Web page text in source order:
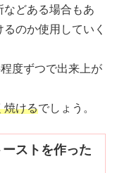
などある場合もあ
のか使用していく
度ずつで出来上が
焼けるでしょう。
ストを作った